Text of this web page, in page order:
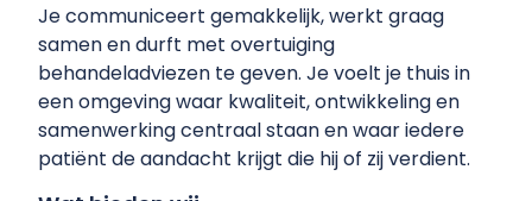
Je communiceert gemakkelijk, werkt graag
samen en durft met overtuiging
behandeladviezen te geven. Je voelt je thuis in
een omgeving waar kwaliteit, ontwikkeling en
samenwerking centraal staan en waar iedere
patiënt de aandacht krijgt die hij of zij verdient.